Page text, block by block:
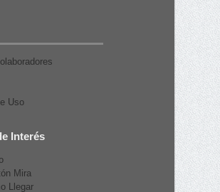
Uso
Interés
Mira
Llegar